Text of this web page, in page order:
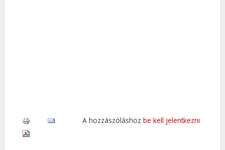
A hozzászóláshoz be kell jelentkezni